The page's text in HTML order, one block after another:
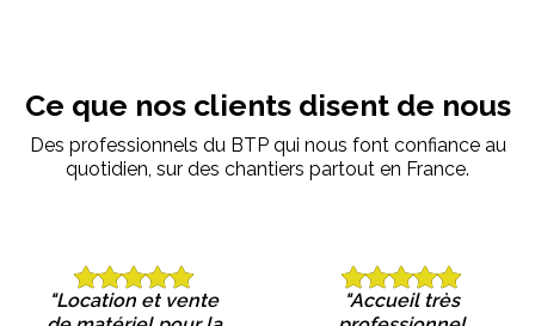
Ce que nos clients disent de nous
Des professionnels du BTP qui nous font confiance au
quotidien, sur des chantiers partout en France.
"Location et vente
"Accueil très